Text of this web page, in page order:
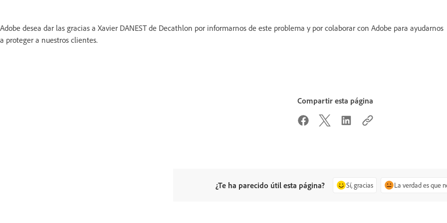
Adobe desea dar las gracias a Xavier DANEST de Decathlon por informarnos de este problema y por colaborar con Adobe para ayudarnos
a proteger a nuestros clientes.
Compartir esta página
¿Te ha parecido útil esta página? Sí, gracias La verdad es que